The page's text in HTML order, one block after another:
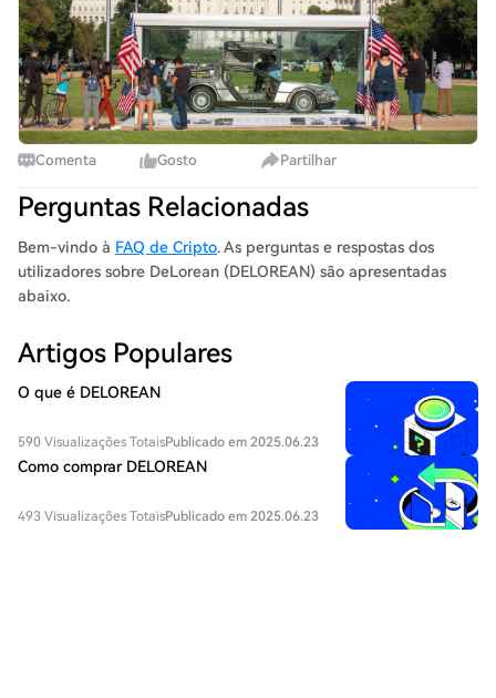
Comenta Gosto Partilhar
Perguntas Relacionadas
Bem-vindo à FAQ de Cripto. As perguntas e respostas dos
utilizadores sobre DeLorean (DELOREAN) são apresentadas
abaixo.
Artigos Populares
O que é DELOREAN
590 Visualizações TotaisPublicado em 2025.06.23
Como comprar DELOREAN
493 Visualizações TotaisPublicado em 2025.06.23